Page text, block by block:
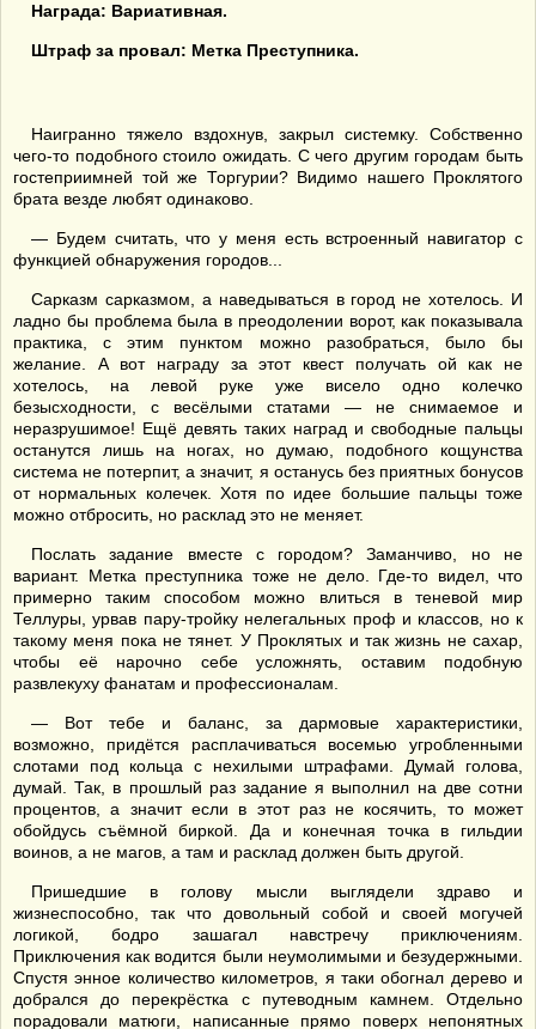
Награда: Вариативная.
Штраф за провал: Метка Преступника.
Наигранно тяжело вздохнув, закрыл системку. Собственно
чего-то подобного стоило ожидать. С чего другим городам быть
гостеприимней той же Торгурии? Видимо нашего Проклятого
брата везде любят одинаково.
— Будем считать, что у меня есть встроенный навигатор с
функцией обнаружения городов...
Сарказм сарказмом, а наведываться в город не хотелось. И
ладно бы проблема была в преодолении ворот, как показывала
практика, с этим пунктом можно разобраться, было бы
желание. А вот награду за этот квест получать ой как не
хотелось, на левой руке уже висело одно колечко
безысходности, с весёлыми статами — не снимаемое и
неразрушимое! Ещё девять таких наград и свободные пальцы
останутся лишь на ногах, но думаю, подобного кощунства
система не потерпит, а значит, я останусь без приятных бонусов
от нормальных колечек. Хотя по идее большие пальцы тоже
можно отбросить, но расклад это не меняет.
Послать задание вместе с городом? Заманчиво, но не
вариант. Метка преступника тоже не дело. Где-то видел, что
примерно таким способом можно влиться в теневой мир
Теллуры, урвав пару-тройку нелегальных проф и классов, но к
такому меня пока не тянет. У Проклятых и так жизнь не сахар,
чтобы её нарочно себе усложнять, оставим подобную
развлекуху фанатам и профессионалам.
— Вот тебе и баланс, за дармовые характеристики,
возможно, придётся расплачиваться восемью угробленными
слотами под кольца с нехилыми штрафами. Думай голова,
думай. Так, в прошлый раз задание я выполнил на две сотни
процентов, а значит если в этот раз не косячить, то может
обойдусь съёмной биркой. Да и конечная точка в гильдии
воинов, а не магов, а там и расклад должен быть другой.
Пришедшие в голову мысли выглядели здраво и
жизнеспособно, так что довольный собой и своей могучей
логикой, бодро зашагал навстречу приключениям.
Приключения как водится были неумолимыми и безудержными.
Спустя энное количество километров, я таки обогнал дерево и
добрался до перекрёстка с путеводным камнем. Отдельно
порадовали матюги, написанные прямо поверх непонятных